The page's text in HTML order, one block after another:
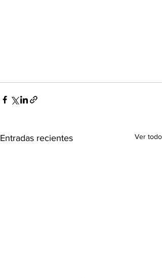
Entradas recientes Ver todo